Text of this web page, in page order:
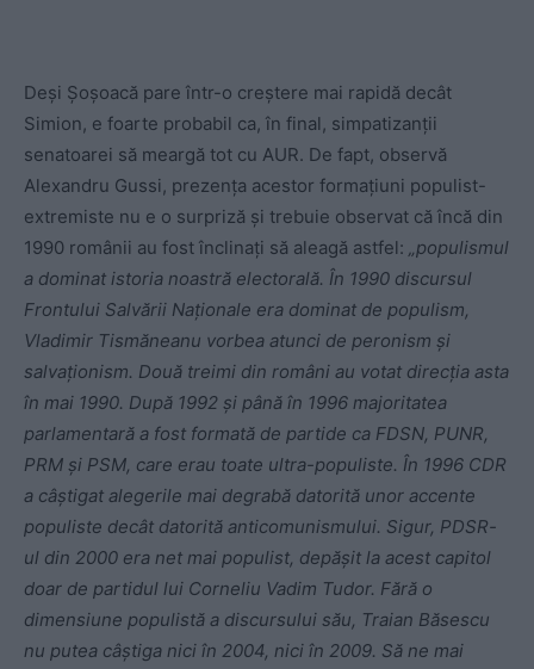
Deși Șoșoacă pare într-o creștere mai rapidă decât
Simion, e foarte probabil ca, în final, simpatizanții
senatoarei să meargă tot cu AUR. De fapt, observă
Alexandru Gussi, prezența acestor formațiuni populist-
extremiste nu e o surpriză și trebuie observat că încă din
1990 românii au fost înclinați să aleagă astfel: „populismul
a dominat istoria noastră electorală. În 1990 discursul
Frontului Salvării Naționale era dominat de populism,
Vladimir Tismăneanu vorbea atunci de peronism și
salvaționism. Două treimi din români au votat direcția asta
în mai 1990. După 1992 și până în 1996 majoritatea
parlamentară a fost formată de partide ca FDSN, PUNR,
PRM și PSM, care erau toate ultra-populiste. În 1996 CDR
a câștigat alegerile mai degrabă datorită unor accente
populiste decât datorită anticomunismului. Sigur, PDSR-
ul din 2000 era net mai populist, depășit la acest capitol
doar de partidul lui Corneliu Vadim Tudor. Fără o
dimensiune populistă a discursului său, Traian Băsescu
nu putea câștiga nici în 2004, nici în 2009. Să ne mai